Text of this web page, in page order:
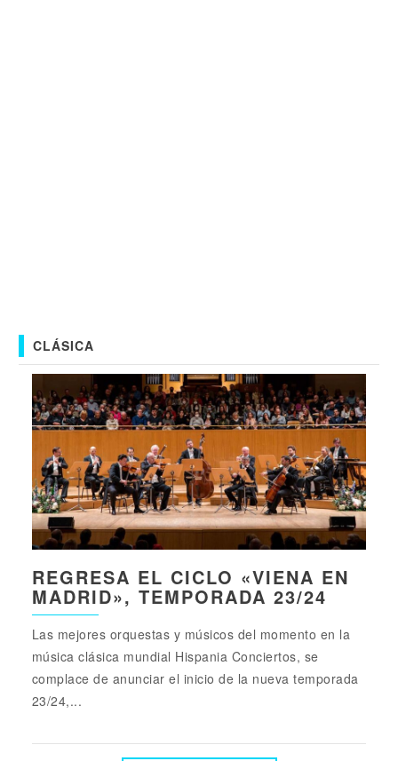
CLÁSICA
REGRESA EL CICLO «VIENA EN
MADRID», TEMPORADA 23/24
Las mejores orquestas y músicos del momento en la
música clásica mundial Hispania Conciertos, se
complace de anunciar el inicio de la nueva temporada
23/24,...